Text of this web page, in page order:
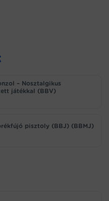
– Nosztalgikus
játékkal (BBV)
pisztoly (BBJ) (BBMJ)